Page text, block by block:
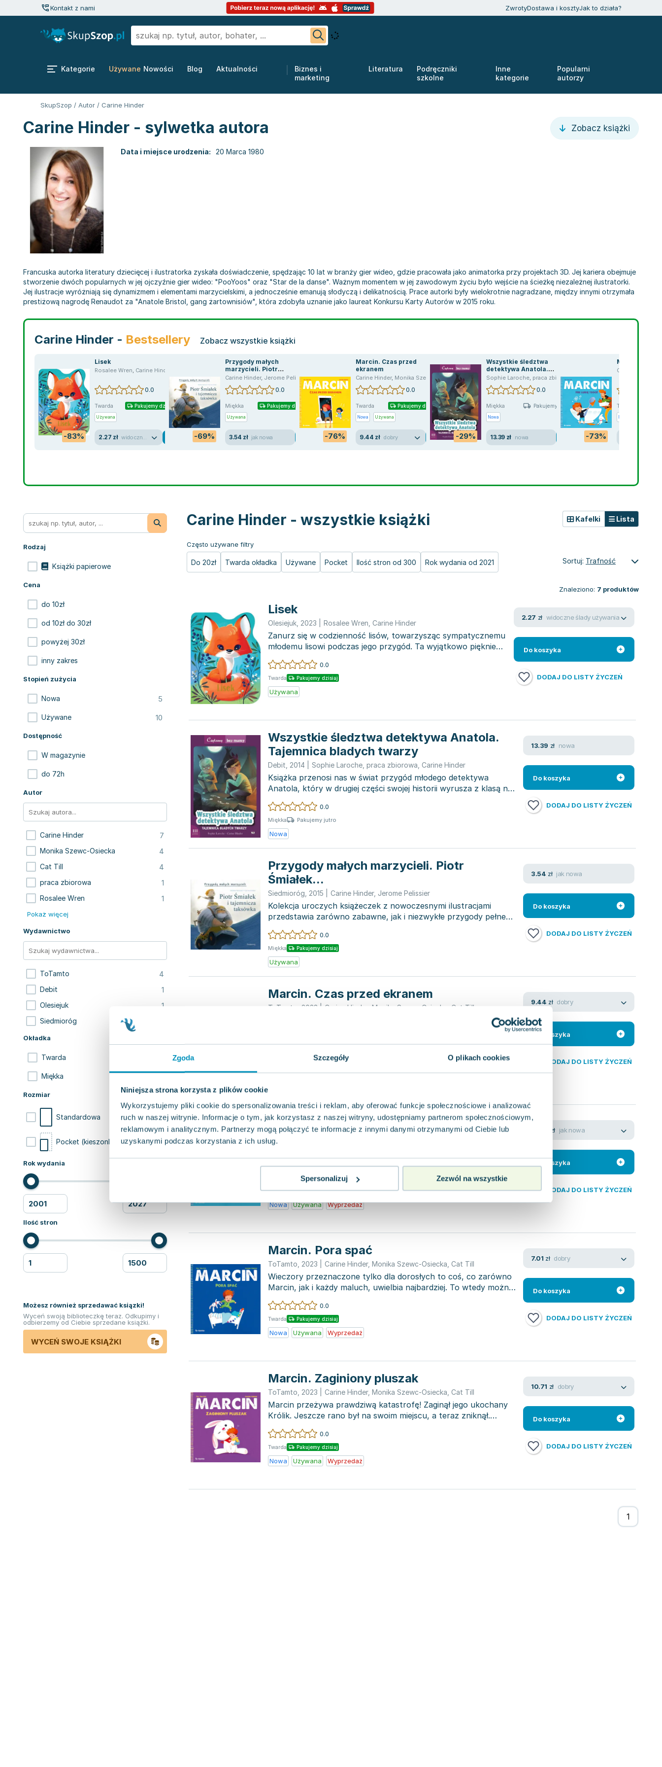
Zgoda Szczegóły O plikach cookies
Niniejsza strona korzysta z plików cookie
Wykorzystujemy pliki cookie do spersonalizowania treści i reklam, aby oferować funkcje społecznościowe i analizować
ruch w naszej witrynie. Informacje o tym, jak korzystasz z naszej witryny, udostępniamy partnerom społecznościowym,
reklamowym i analitycznym. Partnerzy mogą połączyć te informacje z innymi danymi otrzymanymi od Ciebie lub
uzyskanymi podczas korzystania z ich usług.
Spersonalizuj Zezwól na wszystkie
Kontakt z nami ZwrotyDostawa i kosztyJak to działa?
Kategorie Używane Nowości Blog Aktualności
Biznes i
marketing
Literatura
Podręczniki
szkolne
Inne
kategorie
Popularni
autorzy
SkupSzop / Autor / Carine Hinder
Carine Hinder - sylwetka autora Zobacz książki
Data i miejsce urodzenia: 20 Marca 1980
Francuska autorka literatury dziecięcej i ilustratorka zyskała doświadczenie, spędzając 10 lat w branży gier wideo, gdzie pracowała jako animatorka przy projektach 3D. Jej kariera obejmuje
stworzenie dwóch popularnych w jej ojczyźnie gier wideo: "PooYoos" oraz "Star de la danse". Ważnym momentem w jej zawodowym życiu było wejście na ścieżkę niezależnej ilustratorki.
Jej ilustracje wyróżniają się dynamizmem i elementami marzycielskimi, a jednocześnie emanują słodyczą i delikatnością. Prace autorki były wielokrotnie nagradzane, między innymi otrzymała
prestiżową nagrodę Renaudot za "Anatole Bristol, gang żartownisiów", która zdobyła uznanie jako laureat Konkursu Karty Autorów w 2015 roku.
Carine Hinder - Bestsellery Zobacz wszystkie książki
-83%
Lisek
Rosalee Wren, Carine Hinder
0.0
Twarda Pakujemy dzisiaj
Używana
2.27 zł -69%
Przygody małych
marzycieli. Piotr
Śmiałek...
Carine Hinder, Jerome Pelissier
0.0
Miękka Pakujemy dzisiaj
Używana
3.54 zł jak nowa -76%
Marcin. Czas przed
ekranem
Carine Hinder, Monika Szewc-Osiecka ,Cat Till
0.0
Twarda Pakujemy dzisiaj
Nowa Używana
9.44 zł dobry -29%
Wszystkie śledztwa
detektywa Anatola.
Tajemnica bladych twarzy
Sophie Laroche, praca zbiorowa ,Carine Hinder
0.0
Miękka Pakujemy jutro
Nowa
13.39 zł nowa -73%
Marcin. Nie
Carine Hinder
Twarda
Nowa
Rodzaj
Książki papierowe
Cena
do 10zł
od 10zł do 30zł
powyżej 30zł
inny zakres
Stopień zużycia
Nowa 5
Używane 10
Dostępność
W magazynie
do 72h
Autor
Carine Hinder 7
Monika Szewc-Osiecka 4
Cat Till 4
praca zbiorowa 1
Rosalee Wren 1
Pokaż więcej
Wydawnictwo
ToTamto 4
Debit 1
Olesiejuk 1
Siedmioróg
Okładka
Twarda
Miękka 2
Rozmiar
Standardowa 6
Pocket (kieszonkowa) 1
Rok wydania
Ilość stron
Możesz również sprzedawać ksiązki!
Wyceń swoją biblioteczkę teraz. Odkupimy i
odbierzemy od Ciebie sprzedane książki.
WYCEŃ SWOJE KSIĄŻKI
Carine Hinder - wszystkie książki
Często używane filtry
Do 20zł Twarda okładka Używane Pocket Ilość stron od 300 Rok wydania od 2021
Kafelki Lista
Sortuj: Trafność
Znaleziono: 7 produktów
Lisek
Olesiejuk 2023 Rosalee Wren Carine Hinder
Zanurz się w codzienność lisów, towarzysząc sympatycznemu
młodemu lisowi podczas jego przygód. Ta wyjątkowo pięknie
zilustrowana k...
0.0
Twarda Pakujemy dzisiaj
Używana
2.27 zł widoczne ślady używania
Do koszyka
DODAJ DO LISTY ŻYCZEŃ
Wszystkie śledztwa detektywa Anatola.
Tajemnica bladych twarzy
Debit 2014 Sophie Laroche praca zbiorowa Carine Hinder
Książka przenosi nas w świat przygód młodego detektywa
Anatola, który w drugiej części swojej historii wyrusza z klasą na
zieloną...
0.0
Miękka Pakujemy jutro
Nowa
13.39 zł nowa
Do koszyka
DODAJ DO LISTY ŻYCZEŃ
Przygody małych marzycieli. Piotr
Śmiałek...
Siedmioróg 2015 Carine Hinder, Jerome Pelissier
Kolekcja uroczych książeczek z nowoczesnymi ilustracjami
przedstawia zarówno zabawne, jak i niezwykłe przygody pełne
humoru, a cza...
0.0
Miękka Pakujemy dzisiaj
Używana
3.54 zł jak nowa
Do koszyka
DODAJ DO LISTY ŻYCZEŃ
Marcin. Czas przed ekranem
ToTamto 2023 | Carine Hinder Monika Szewc-Osiecka Cat Till
Marcin, jak wiele dzieci w jego wieku, fascynuje się światem, który
go otacza. Marcin ma cztery i pół roku i ma zamiłowanie do cuk...
Pakujemy dzisiaj
9.44 zł dobry
Do koszyka
DODAJ DO LISTY ŻYCZEŃ
Marcin. Nie lubię tego!
ToTamto 2023 Carine Hinder Monika Szewc-Osiecka ,Cat Till
Fuuu! Co za zapach! Z pewnością Tata znów przygotowuje
warzywa. Marcin chyba wolałby już tartę z pajęczym futrem.
Dziwne, bo u Bun...
0.0
Twarda Pakujemy dzisiaj
Nowa Używana Wyprzedaż
zł jak nowa
Do koszyka
DODAJ DO LISTY ŻYCZEŃ
Marcin. Pora spać
ToTamto 2023 Carine Hinder, Monika Szewc-Osiecka Cat Till
Wieczory przeznaczone tylko dla dorosłych to coś, co zarówno
Marcin, jak i każdy maluch, uwielbia najbardziej. To wtedy można
prze...
0.0
Twarda Pakujemy dzisiaj
Nowa Używana Wyprzedaż
7.01 zł dobry
Do koszyka
DODAJ DO LISTY ŻYCZEŃ
Marcin. Zaginiony pluszak
ToTamto 2023 Carine Hinder, Monika Szewc-Osiecka Cat Till
Marcin przeżywa prawdziwą katastrofę! Zaginął jego ukochany
Królik. Jeszcze rano był na swoim miejscu, a teraz zniknął.
Marcin, ni...
0.0
Twarda Pakujemy dzisiaj
Nowa Używana Wyprzedaż
10.71 zł dobry
Do koszyka
DODAJ DO LISTY ŻYCZEŃ